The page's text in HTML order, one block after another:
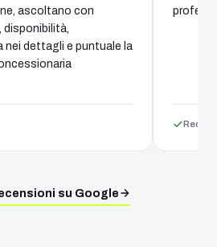
ascoltano con
nei dettagli e puntuale la
su Google